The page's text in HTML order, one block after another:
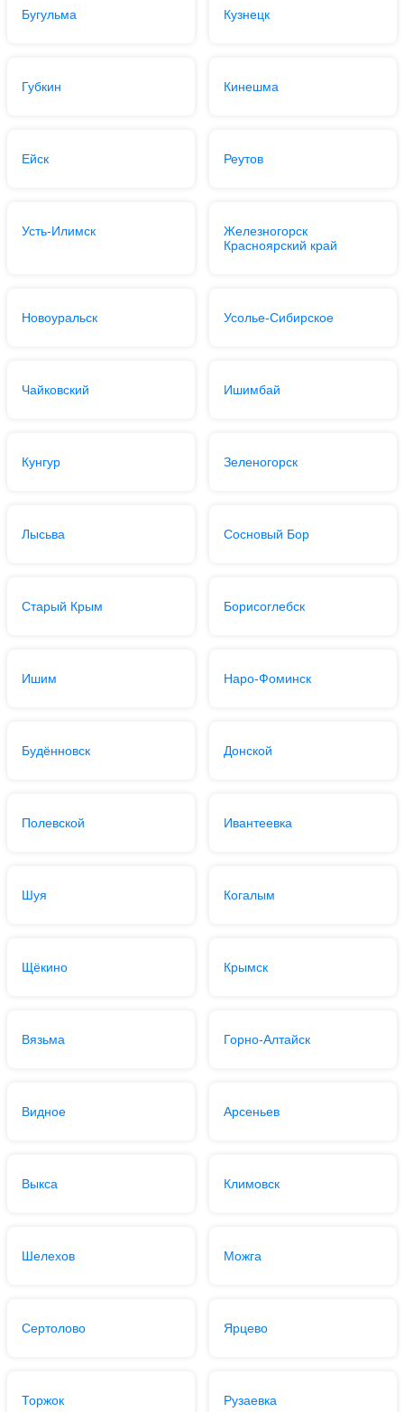
Бугульма Кузнецк
Губкин Кинешма
Ейск Реутов
Усть-Илимск
Железногорск
Красноярский край
Новоуральск Усолье-Сибирское
Чайковский Ишимбай
Кунгур Зеленогорск
Лысьва Сосновый Бор
Старый Крым Борисоглебск
Ишим Наро-Фоминск
Будённовск Донской
Полевской Ивантеевка
Шуя Когалым
Щёкино Крымск
Вязьма Горно-Алтайск
Видное Арсеньев
Выкса Климовск
Шелехов Можга
Сертолово Ярцево
Торжок Рузаевка